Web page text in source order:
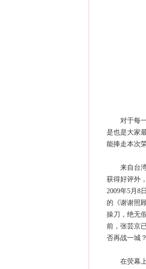
对于每一
是也是大家
能捧走本次
来自台湾
获得好评外
2009年5月8
的《谢谢照
操刀，绝无
前，张芸京
否再战一城？
在荧幕上